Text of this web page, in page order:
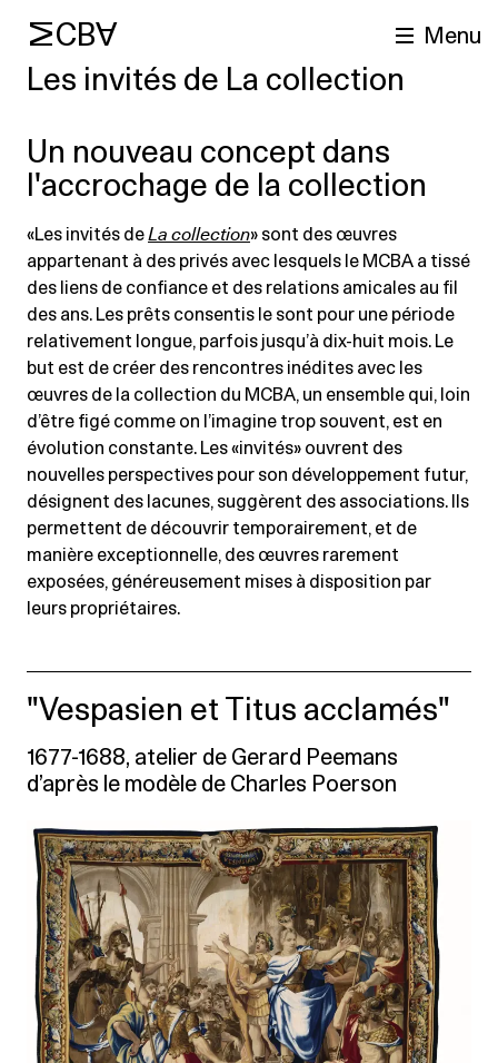
MCBA Menu
Les invités de La collection
Un nouveau concept dans
l'accrochage de la collection
«Les invités deLa collection» sont des œuvres
appartenant à des privés avec lesquels le MCBA a tissé
des liens de confiance et des relations amicales au fil
des ans. Les prêts consentis le sont pour une période
relativement longue, parfois jusqu’à dix-huit mois. Le
but est de créer des rencontres inédites avec les
œuvres de la collection du MCBA, un ensemble qui, loin
d’être figé comme on l’imagine trop souvent, est en
évolution constante. Les «invités» ouvrent des
nouvelles perspectives pour son développement futur,
désignent des lacunes, suggèrent des associations. Ils
permettent de découvrir temporairement, et de
manière exceptionnelle, des œuvres rarement
exposées, généreusement mises à disposition par
leurs propriétaires.
"Vespasien et Titus acclamés"
1677-1688, atelier de Gerard Peemans
d’après le modèle de Charles Poerson